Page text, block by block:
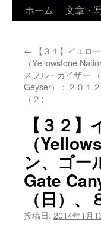
ホーム 文章・
← 【３１】イエロ
（Yellowstone
スフル・ガイザー
Geyser）：２０１
（２）
【３２
（
ン、ゴー
Gate
（日）、
投稿日: 2014年1月